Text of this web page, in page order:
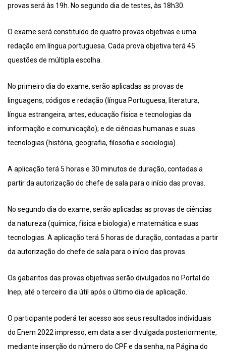
provas será às 19h. No segundo dia de testes, às 18h30.
O exame será constituído de quatro provas objetivas e uma
redação em língua portuguesa. Cada prova objetiva terá 45
questões de múltipla escolha.
No primeiro dia do exame, serão aplicadas as provas de
linguagens, códigos e redação (língua Portuguesa, literatura,
língua estrangeira, artes, educação física e tecnologias da
informação e comunicação); e de ciências humanas e suas
tecnologias (história, geografia, filosofia e sociologia).
A aplicação terá 5 horas e 30 minutos de duração, contadas a
partir da autorização do chefe de sala para o início das provas.
No segundo dia do exame, serão aplicadas as provas de ciências
da natureza (química, física e biologia) e matemática e suas
tecnologias. A aplicação terá 5 horas de duração, contadas a partir
da autorização do chefe de sala para o início das provas.
Os gabaritos das provas objetivas serão divulgados no Portal do
Inep, até o terceiro dia útil após o último dia de aplicação.
O participante poderá ter acesso aos seus resultados individuais
do Enem 2022 impresso, em data a ser divulgada posteriormente,
mediante inserção do número do CPF e da senha, na Página do